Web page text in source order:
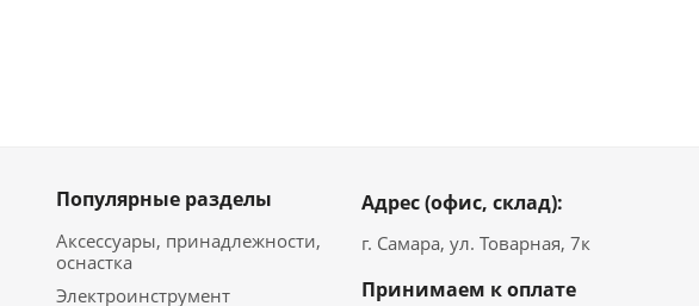
Популярные разделы
Аксессуары, принадлежности,
оснастка
Электроинструмент
Адрес (офис, склад):
г. Самара, ул. Товарная, 7к
Принимаем к оплате